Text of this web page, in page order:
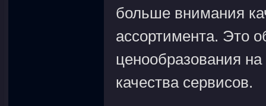
больше внимания
ассортимента. Это
ценообразования
качества сервисов.